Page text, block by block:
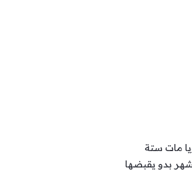
مات ستة
بدو يقبضها